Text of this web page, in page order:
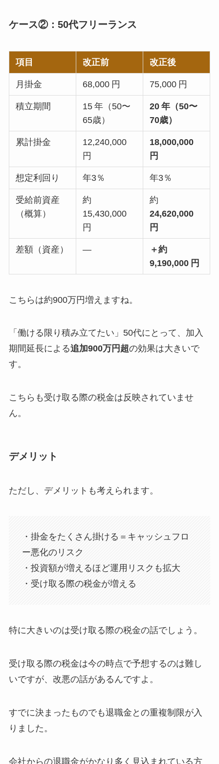
ケース②：50代フリーランス
項目 改正前 改正後
月掛金 68,000 円 75,000 円
積立期間
15 年（50〜
65歳）
20 年（50〜
70歳）
累計掛金
12,240,000
円
18,000,000
円
想定利回り 年3％ 年3％
受給前資産
（概算）
約
15,430,000
円
約
24,620,000
円
差額（資産） —
＋約
9,190,000 円
こちらは約900万円増えますね。
「働ける限り積み立てたい」50代にとって、加入
期間延長による追加900万円超の効果は大きいで
す。
こちらも受け取る際の税金は反映されていませ
ん。
デメリット
ただし、デメリットも考えられます。
・掛金をたくさん掛ける＝キャッシュフロ
ー悪化のリスク
・投資額が増えるほど運用リスクも拡大
・受け取る際の税金が増える
特に大きいのは受け取る際の税金の話でしょう。
受け取る際の税金は今の時点で予想するのは難し
いですが、改悪の話があるんですよ。
すでに決まったものでも退職金との重複制限が入
りました。
会社からの退職金がかなり多く見込まれている方